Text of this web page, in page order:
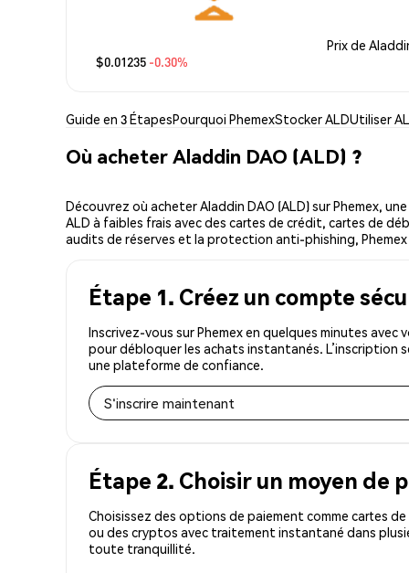
Prix de
$0.01235 -0.30%
Guide en 3 ÉtapesPourquoi PhemexStocker ALDUtiliser
Où acheter Aladdin DAO (ALD) ?
Découvrez où acheter Aladdin DAO (ALD) sur Phemex,
ALD à faibles frais avec des cartes de crédit, cartes de
audits de réserves et la protection anti-phishing,
Étape 1. Créez un compte
Inscrivez-vous sur Phemex en quelques minutes
pour débloquer les achats instantanés. L’inscription
une plateforme de confiance.
S'inscrire maintenant
Étape 2. Choisir un moyen de
Choisissez des options de paiement comme cartes
ou des cryptos avec traitement instantané dans
toute tranquillité.